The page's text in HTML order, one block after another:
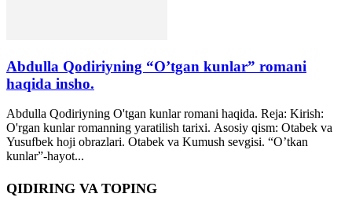
Abdulla Qodiriyning “O’tgan kunlar” romani
haqida insho.
Abdulla Qodiriyning O'tgan kunlar romani haqida. Reja: Kirish:
O'rgan kunlar romanning yaratilish tarixi. Аsosiy qism: Otabek va
Yusufbek hoji obrazlari. Otabek va Kumush sevgisi. “Oʼtkan
kunlar”-hayot...
QIDIRING VA TOPING